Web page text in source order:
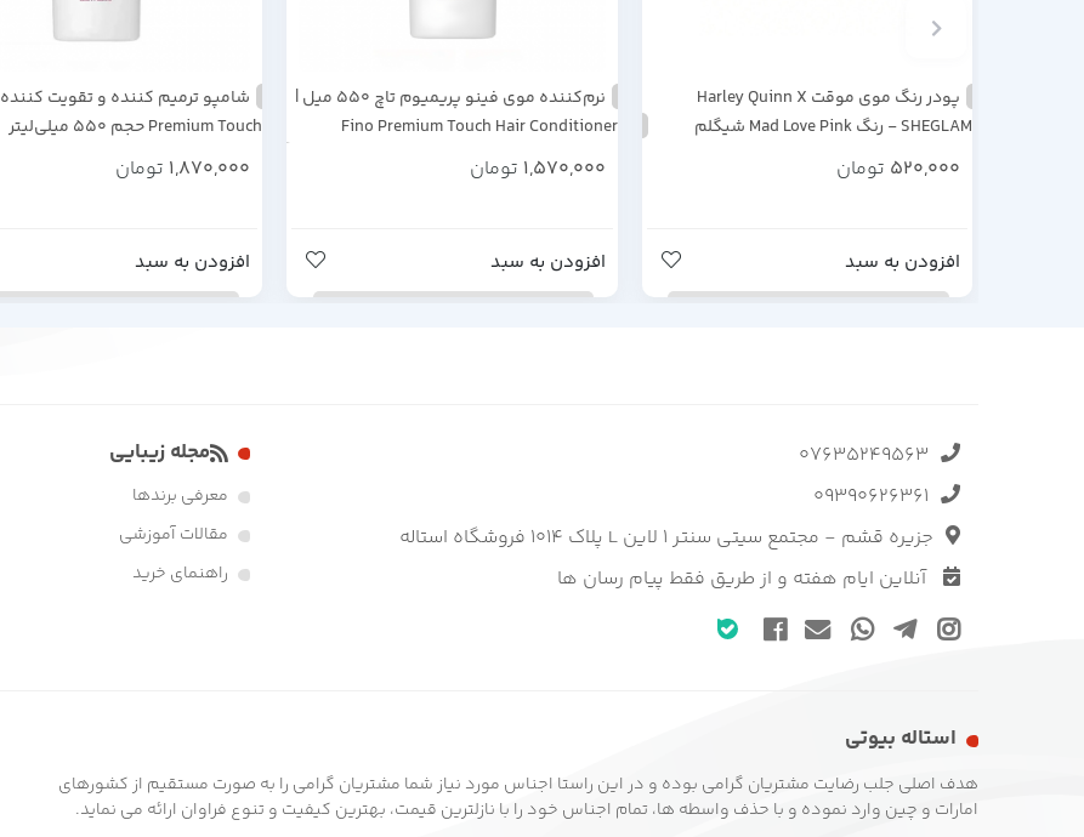
پودر رنگ موی موقت Harley Quinn X
SHEGLAM - رنگ Mad Love Pink شیگلم
520,000 تومان
افزودن به سبد
نرم‌کننده موی فینو پریمیوم تاچ ۵۵۰ میل |
Fino Premium Touch Hair Conditioner
1,570,000 تومان
افزودن به سبد
شامپو ترمیم کننده و تقویت کننده
Premium Touch حجم ۵۵۰ میلی‌لیتر
1,870,000 تومان
افزودن به سبد
07635249563
09390626361
جزیره قشم - مجتمع سیتی سنتر 1 لاین L پلاک 1014 فروشگاه استاله
آنلاین ایام هفته و از طریق فقط پیام رسان ها
مجله زیبایی
معرفی برندها
مقالات آموزشی
راهنمای خرید
استاله بیوتی
هدف اصلی جلب رضایت مشتریان گرامی بوده و در این راستا اجناس مورد نیاز شما مشتریان گرامی را به صورت مستقیم از کشورهای
امارات و چین وارد نموده و با حذف واسطه ها، تمام اجناس خود را با نازلترین قیمت، بهترین کیفیت و تنوع فراوان ارائه می نماید.